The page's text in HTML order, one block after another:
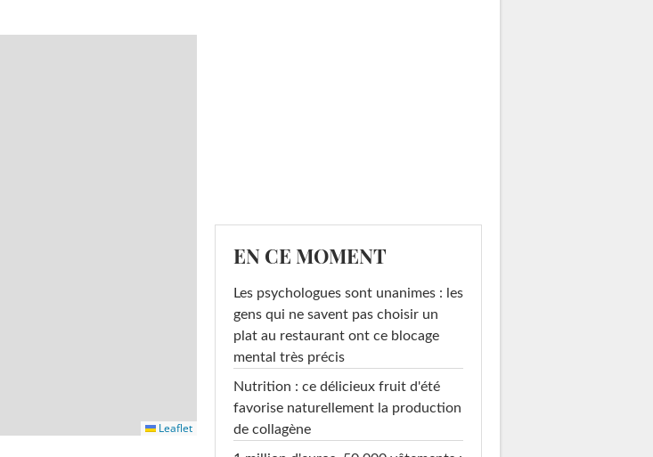
Leaflet
EN CE MOMENT
Les psychologues sont unanimes : les
gens qui ne savent pas choisir un
plat au restaurant ont ce blocage
mental très précis
Nutrition : ce délicieux fruit d'été
favorise naturellement la production
de collagène